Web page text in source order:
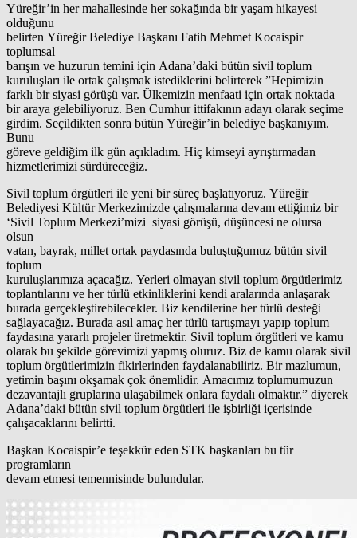
Yüreğir’in her mahallesinde her sokağında bir yaşam hikayesi
olduğunu
belirten Yüreğir Belediye Başkanı Fatih Mehmet Kocaispir
toplumsal
barışın ve huzurun temini için Adana’daki bütün sivil toplum
kuruluşları ile ortak çalışmak istediklerini belirterek ”Hepimizin
farklı bir siyasi görüşü var. Ülkemizin menfaati için ortak noktada
bir araya gelebiliyoruz. Ben Cumhur ittifakının adayı olarak seçime
girdim. Seçildikten sonra bütün Yüreğir’in belediye başkanıyım.
Bunu
göreve geldiğim ilk gün açıkladım. Hiç kimseyi ayrıştırmadan
hizmetlerimizi sürdüreceğiz.
Sivil toplum örgütleri ile yeni bir süreç başlatıyoruz. Yüreğir
Belediyesi Kültür Merkezimizde çalışmalarına devam ettiğimiz bir
‘Sivil Toplum Merkezi’mizi siyasi görüşü, düşüncesi ne olursa
olsun
vatan, bayrak, millet ortak paydasında buluştuğumuz bütün sivil
toplum
kuruluşlarımıza açacağız. Yerleri olmayan sivil toplum örgütlerimiz
toplantılarını ve her türlü etkinliklerini kendi aralarında anlaşarak
burada gerçekleştirebilecekler. Biz kendilerine her türlü desteği
sağlayacağız. Burada asıl amaç her türlü tartışmayı yapıp toplum
faydasına yararlı projeler üretmektir. Sivil toplum örgütleri ve kamu
olarak bu şekilde görevimizi yapmış oluruz. Biz de kamu olarak sivil
toplum örgütlerimizin fikirlerinden faydalanabiliriz. Bir mazlumun,
yetimin başını okşamak çok önemlidir. Amacımız toplumumuzun
dezavantajlı gruplarına ulaşabilmek onlara faydalı olmaktır.” diyerek
Adana’daki bütün sivil toplum örgütleri ile işbirliği içerisinde
çalışacaklarını belirtti.
Başkan Kocaispir’e teşekkür eden STK başkanları bu tür
programların
devam etmesi temennisinde bulundular.